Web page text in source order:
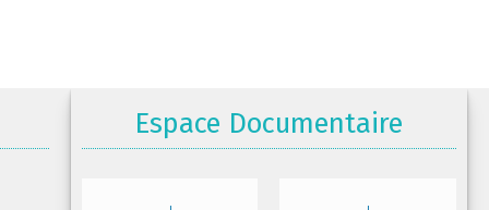
Espace Documentaire